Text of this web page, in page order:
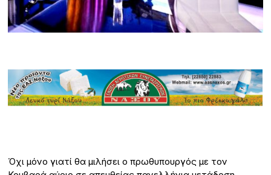
Όχι μόνο γιατί θα μιλήσει ο πρωθυπουργός με τον